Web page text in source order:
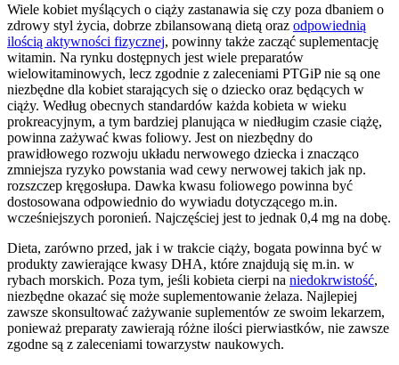
Wiele kobiet myślących o ciąży zastanawia się czy poza dbaniem o
zdrowy styl życia, dobrze zbilansowaną dietą oraz odpowiednią
ilością aktywności fizycznej, powinny także zacząć suplementację
witamin. Na rynku dostępnych jest wiele preparatów
wielowitaminowych, lecz zgodnie z zaleceniami PTGiP nie są one
niezbędne dla kobiet starających się o dziecko oraz będących w
ciąży. Według obecnych standardów każda kobieta w wieku
prokreacyjnym, a tym bardziej planująca w niedługim czasie ciążę,
powinna zażywać kwas foliowy. Jest on niezbędny do
prawidłowego rozwoju układu nerwowego dziecka i znacząco
zmniejsza ryzyko powstania wad cewy nerwowej takich jak np.
rozszczep kręgosłupa. Dawka kwasu foliowego powinna być
dostosowana odpowiednio do wywiadu dotyczącego m.in.
wcześniejszych poronień. Najczęściej jest to jednak 0,4 mg na dobę.
Dieta, zarówno przed, jak i w trakcie ciąży, bogata powinna być w
produkty zawierające kwasy DHA, które znajdują się m.in. w
rybach morskich. Poza tym, jeśli kobieta cierpi na niedokrwistość,
niezbędne okazać się może suplementowanie żelaza. Najlepiej
zawsze skonsultować zażywanie suplementów ze swoim lekarzem,
ponieważ preparaty zawierają różne ilości pierwiastków, nie zawsze
zgodne są z zaleceniami towarzystw naukowych.